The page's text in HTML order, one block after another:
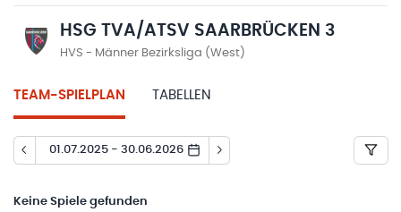
HSG TVA/ATSV SAARBRÜCKEN 3
HVS - Männer Bezirksliga (West)
TEAM-SPIELPLAN TABELLEN
01.07.2025 - 30.06.2026
Keine Spiele gefunden